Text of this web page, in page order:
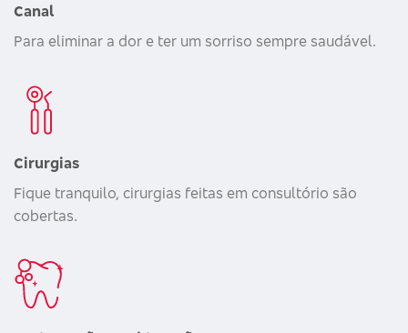
Canal
Para eliminar a dor e ter um sorriso sempre saudável.
Cirurgias
Fique tranquilo, cirurgias feitas em consultório são
cobertas.